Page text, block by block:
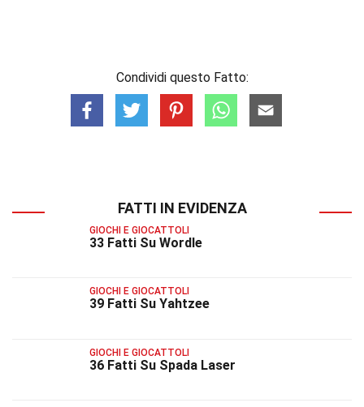
Condividi questo Fatto:
FATTI IN EVIDENZA
GIOCHI E GIOCATTOLI
33 Fatti Su Wordle
GIOCHI E GIOCATTOLI
39 Fatti Su Yahtzee
GIOCHI E GIOCATTOLI
36 Fatti Su Spada Laser